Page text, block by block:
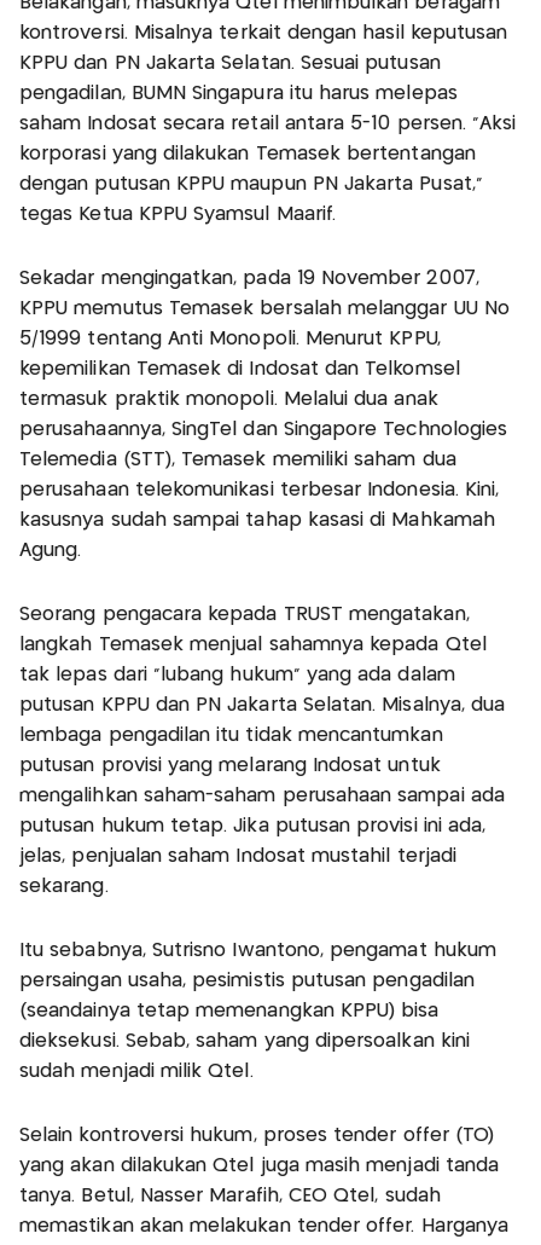
kontroversi. Misalnya terkait dengan hasil keputusan
KPPU dan PN Jakarta Selatan. Sesuai putusan
pengadilan, BUMN Singapura itu harus melepas
saham Indosat secara retail antara 5-10 persen. "Aksi
korporasi yang dilakukan Temasek bertentangan
dengan putusan KPPU maupun PN Jakarta Pusat,"
tegas Ketua KPPU Syamsul Maarif.
Sekadar mengingatkan, pada 19 November 2007,
KPPU memutus Temasek bersalah melanggar UU No
5/1999 tentang Anti Monopoli. Menurut KPPU,
kepemilikan Temasek di Indosat dan Telkomsel
termasuk praktik monopoli. Melalui dua anak
perusahaannya, SingTel dan Singapore Technologies
Telemedia (STT), Temasek memiliki saham dua
perusahaan telekomunikasi terbesar Indonesia. Kini,
kasusnya sudah sampai tahap kasasi di Mahkamah
Agung.
Seorang pengacara kepada TRUST mengatakan,
langkah Temasek menjual sahamnya kepada Qtel
tak lepas dari "lubang hukum" yang ada dalam
putusan KPPU dan PN Jakarta Selatan. Misalnya, dua
lembaga pengadilan itu tidak mencantumkan
putusan provisi yang melarang Indosat untuk
mengalihkan saham-saham perusahaan sampai ada
putusan hukum tetap. Jika putusan provisi ini ada,
jelas, penjualan saham Indosat mustahil terjadi
sekarang.
Itu sebabnya, Sutrisno Iwantono, pengamat hukum
persaingan usaha, pesimistis putusan pengadilan
(seandainya tetap memenangkan KPPU) bisa
dieksekusi. Sebab, saham yang dipersoalkan kini
sudah menjadi milik Qtel.
Selain kontroversi hukum, proses tender offer (TO)
yang akan dilakukan Qtel juga masih menjadi tanda
tanya. Betul, Nasser Marafih, CEO Qtel, sudah
memastikan akan melakukan tender offer. Harganya